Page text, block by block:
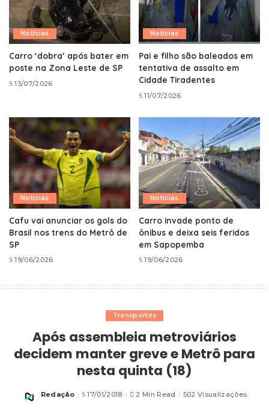
Notícias
Carro ‘dobra’ após bater em
poste na Zona Leste de SP
13/07/2026
Notícias
Pai e filho são baleados em
tentativa de assalto em
Cidade Tiradentes
11/07/2026
Notícias
Cafu vai anunciar os gols do
Brasil nos trens do Metrô de
SP
19/06/2026
Notícias
Carro invade ponto de
ônibus e deixa seis feridos
em Sapopemba
19/06/2026
Transportes
Após assembleia metroviários
decidem manter greve e Metrô para
nesta quinta (18)
Posted
Redação 17/01/2018 2 Min Read 502 Visualizações